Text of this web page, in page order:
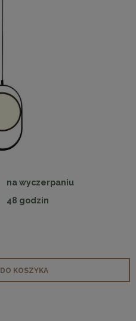
na wyczerpaniu
48 godzin
DO KOSZYKA